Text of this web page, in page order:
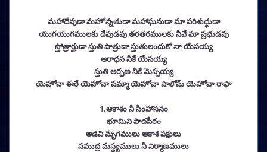
మహాదేవుడా మహోన్నతుడా మహాఘనుడా మా పరిశుద్ధుడా
యుగయుగములకు దేవుడవు తరతరములకు నీవే మా ప్రభుడవు
స్తోత్రార్హుడా స్తుతి పాత్రుడా స్తుతులందుకో నా యేసయ్య
ఆరాధన నీకే యేసయ్య
స్తుతి అర్పణ నీకే మెస్సయ్య
యెహోవా ఈరే యెహోవా షమ్మా యెహోవా షాలోమ్ యెహోవా రాఫా
1.ఆకాశం నీ సింహాసనం
భూమిని పాదపీఠం
అడవి మృగములు ఆకాశ పక్షులు
సముద్ర మస్థ్యములు నీ నిర్మాణములు